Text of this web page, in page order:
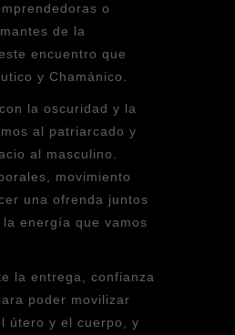
o
de la
encuentro que
y Chamánico.
la oscuridad y la
al patriarcado y
al masculino.
movimiento
una ofrenda juntos
energía que vamos
la entrega, confianza
poder movilizar
útero y el cuerpo, y